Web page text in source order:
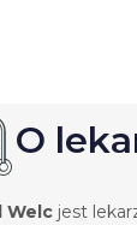
O
Welc jest